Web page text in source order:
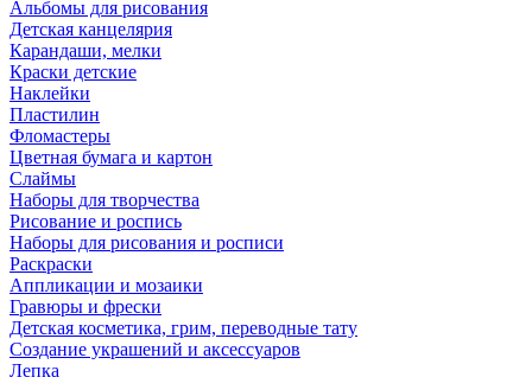
Альбомы для рисования
Детская канцелярия
Карандаши, мелки
Краски детские
Наклейки
Пластилин
Фломастеры
Цветная бумага и картон
Слаймы
Наборы для творчества
Рисование и роспись
Наборы для рисования и росписи
Раскраски
Аппликации и мозаики
Гравюры и фрески
Детская косметика, грим, переводные тату
Создание украшений и аксессуаров
Лепка